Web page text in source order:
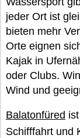
jeder Ort ist
bieten mehr
Orte eignen
Kajak in
oder Clubs.
Wind und
Balatonfüred
Schifffahrt und